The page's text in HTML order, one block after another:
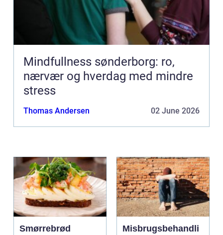
Mindfullness sønderborg: ro,
nærvær og hverdag med mindre
stress
Thomas Andersen 02 June 2026
Smørrebrød
Misbrugsbehandli